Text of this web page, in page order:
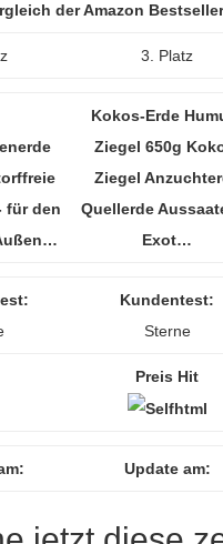
der Amazon
3. Platz
für den
Kokos-Erde
Ziegel 650g
Ziegel
Quellerde
Exot…
Kundentest:
Sterne
Preis Hit
Update am: